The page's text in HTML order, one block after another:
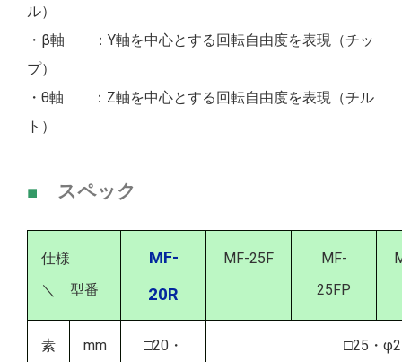
ル）
・β軸 ：Y軸を中心とする回転自由度を表現（チッ
プ）
・θ軸 ：Z軸を中心とする回転自由度を表現（チル
ト）
■ スペック
仕様
＼ 型番
MF-
20R
MF-25F
MF-
25FP
素
mm
□20・
□25・